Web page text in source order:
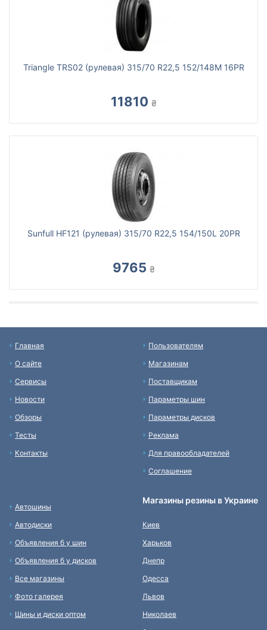
Triangle TRS02 (рулевая) 315/70 R22,5 152/148M 16PR
11810 ₴
Sunfull HF121 (рулевая) 315/70 R22,5 154/150L 20PR
9765 ₴
Главная
О сайте
Сервисы
Новости
Обзоры
Тесты
Контакты
Пользователям
Магазинам
Поставщикам
Параметры шин
Параметры дисков
Реклама
Для правообладателей
Соглашение
Автошины
Автодиски
Объявления б у шин
Объявления б у дисков
Все магазины
Фото галерея
Шины и диски оптом
Магазины резины в Украине
Киев
Харьков
Днепр
Одесса
Львов
Николаев